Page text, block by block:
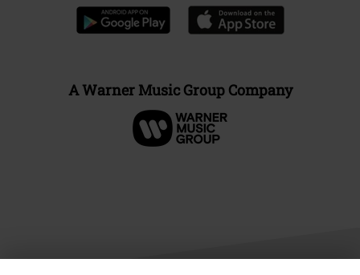
A Warner Music Group Company